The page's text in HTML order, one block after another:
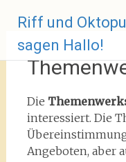
Inhalt
springen
Riff und
sagen Hallo!
Die
interessiert. Die
Angeboten, aber